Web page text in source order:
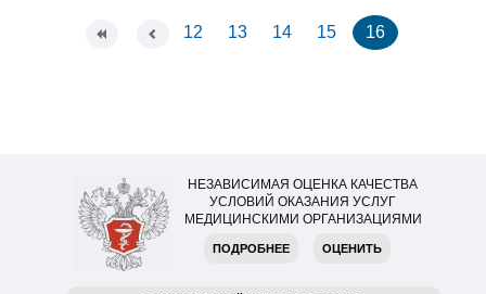
12 13 14 15 16
НЕЗАВИСИМАЯ ОЦЕНКА КАЧЕСТВА
УСЛОВИЙ ОКАЗАНИЯ УСЛУГ
МЕДИЦИНСКИМИ ОРГАНИЗАЦИЯМИ
ПОДРОБНЕЕ ОЦЕНИТЬ